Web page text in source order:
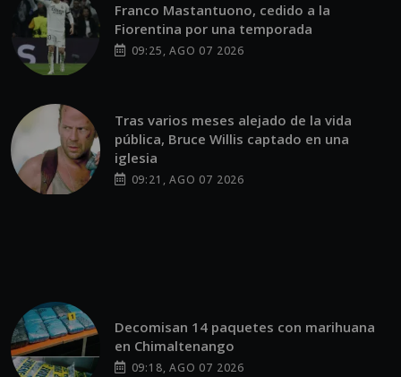
Franco Mastantuono, cedido a la
Fiorentina por una temporada
09:25, AGO 07 2026
Tras varios meses alejado de la vida
pública, Bruce Willis captado en una
iglesia
09:21, AGO 07 2026
Decomisan 14 paquetes con marihuana
en Chimaltenango
09:18, AGO 07 2026